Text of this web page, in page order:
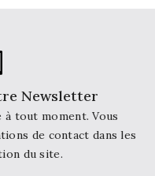
Newsletter
tout moment. Vous
de contact dans les
du site.